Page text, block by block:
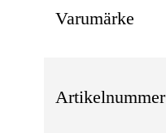
Varumärke
Artikelnummer